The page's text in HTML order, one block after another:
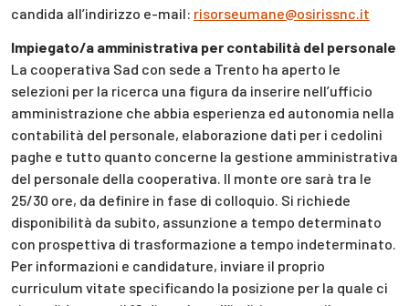
candida all’indirizzo e-mail: risorseumane@osirissnc.it
Impiegato/a amministrativa per contabilità del personale
La cooperativa Sad con sede a Trento ha aperto le
selezioni per la ricerca una figura da inserire nell’ufficio
amministrazione che abbia esperienza ed autonomia nella
contabilità del personale, elaborazione dati per i cedolini
paghe e tutto quanto concerne la gestione amministrativa
del personale della cooperativa. Il monte ore sarà tra le
25/30 ore, da definire in fase di colloquio. Si richiede
disponibilità da subito, assunzione a tempo determinato
con prospettiva di trasformazione a tempo indeterminato.
Per informazioni e candidature, inviare il proprio
curriculum vitate specificando la posizione per la quale ci